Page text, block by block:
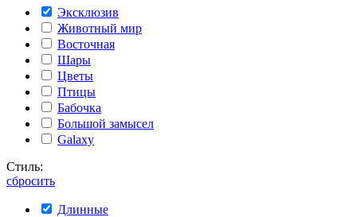
Эксклюзив
Животный мир
Восточная
Шары
Цветы
Птицы
Бабочка
Большой замысел
Galaxy
Стиль:
сбросить
Длинные